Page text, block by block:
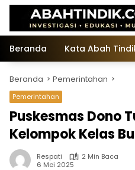
Langsung
konten
Beranda
Kata Abah
Beranda Pemerintahan
Pemerintahan
Puskesmas Dono
Kelompok Kelas
Respati
2 Min Baca
6 Mei 2025